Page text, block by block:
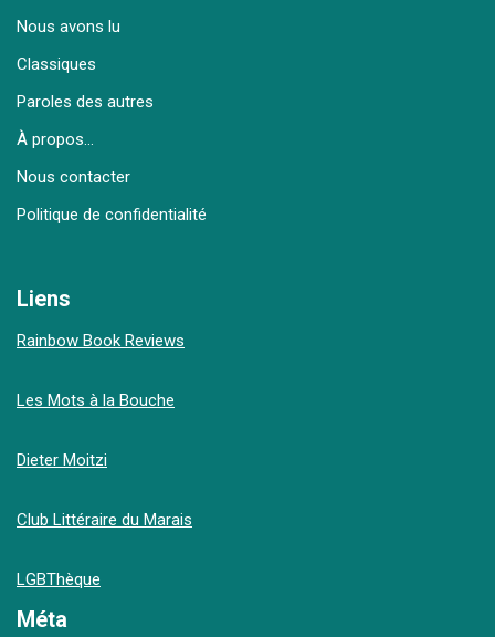
Nous avons lu
Classiques
Paroles des autres
À propos…
Nous contacter
Politique de confidentialité
Liens
Rainbow Book Reviews
Les Mots à la Bouche
Dieter Moitzi
Club Littéraire du Marais
LGBThèque
Méta